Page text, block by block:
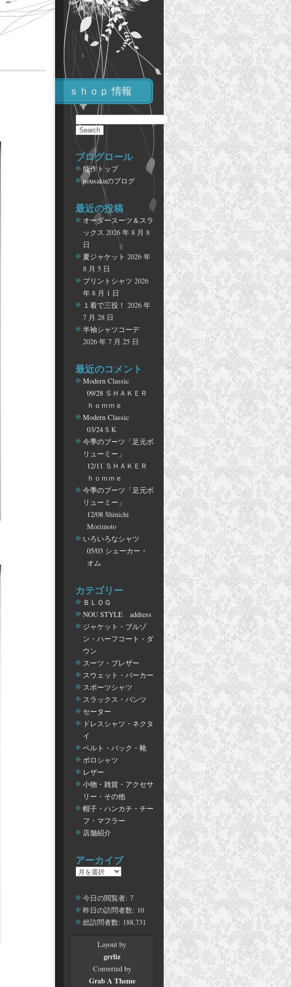
ｓｈｏｐ 情報
ブログロール
能作トップ
nousakuのブログ
最近の投稿
オーダースーツ＆スラ
ックス 2026 年 8 月 8
日
夏ジャケット 2026 年
8 月 5 日
プリントシャツ 2026
年 8 月 1 日
１着で三役！ 2026 年
7 月 28 日
半袖シャツコーデ
2026 年 7 月 25 日
最近のコメント
Modern Classic
09/28 ＳＨＡＫＥＲ
ｈｏｍｍｅ
Modern Classic
03/24 S K
今季のブーツ「足元ボ
リューミー」
12/11 ＳＨＡＫＥＲ
ｈｏｍｍｅ
今季のブーツ「足元ボ
リューミー」
12/08 Shinichi
Morimoto
いろいろなシャツ
05/03 シェーカー・
オム
カテゴリー
ＢＬＯＧ
NOU STYLE address
ジャケット・ブルゾ
ン・ハーフコート・ダ
ウン
スーツ・ブレザー
スウェット・パーカー
スポーツシャツ
スラックス・パンツ
セーター
ドレスシャツ・ネクタ
イ
ベルト・バック・靴
ポロシャツ
レザー
小物・雑貨・アクセサ
リー・その他
帽子・ハンカチ・チー
フ・マフラー
店舗紹介
アーカイブ
ア
カ
イ
ブ
今日の閲覧者: 7
昨日の訪問者数: 10
総訪問者数: 188,731
Layout by
grrliz
Converted by
Grab A Theme